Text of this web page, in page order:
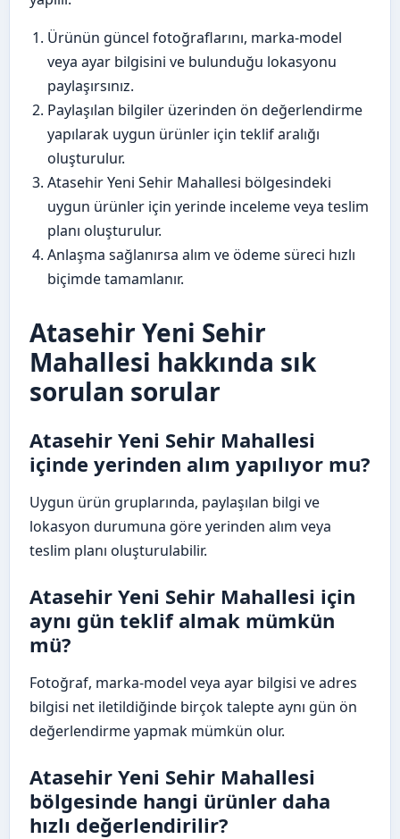
Ürünün güncel fotoğraflarını, marka-model
veya ayar bilgisini ve bulunduğu lokasyonu
paylaşırsınız.
Paylaşılan bilgiler üzerinden ön değerlendirme
yapılarak uygun ürünler için teklif aralığı
oluşturulur.
Atasehir Yeni Sehir Mahallesi bölgesindeki
uygun ürünler için yerinde inceleme veya teslim
planı oluşturulur.
Anlaşma sağlanırsa alım ve ödeme süreci hızlı
biçimde tamamlanır.
Atasehir Yeni Sehir
Mahallesi hakkında sık
sorulan sorular
Atasehir Yeni Sehir Mahallesi
içinde yerinden alım yapılıyor mu?
Uygun ürün gruplarında, paylaşılan bilgi ve
lokasyon durumuna göre yerinden alım veya
teslim planı oluşturulabilir.
Atasehir Yeni Sehir Mahallesi için
aynı gün teklif almak mümkün
mü?
Fotoğraf, marka-model veya ayar bilgisi ve adres
bilgisi net iletildiğinde birçok talepte aynı gün ön
değerlendirme yapmak mümkün olur.
Atasehir Yeni Sehir Mahallesi
bölgesinde hangi ürünler daha
hızlı değerlendirilir?